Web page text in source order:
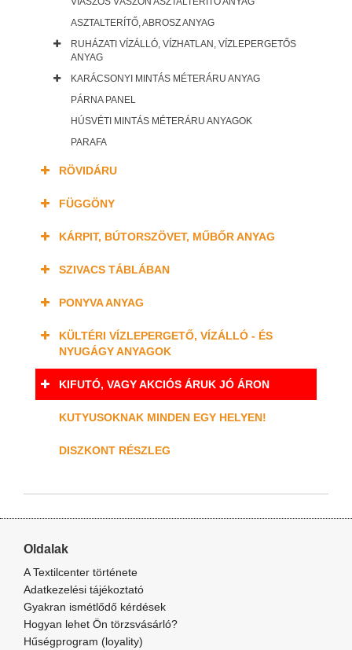
ASZTALTERÍTŐ, ABROSZ ANYAG
RUHÁZATI VÍZÁLLÓ, VÍZHATLAN, VÍZLEPERGETŐS
ANYAG
KARÁCSONYI MINTÁS MÉTERÁRU ANYAG
PÁRNA PANEL
HÚSVÉTI MINTÁS MÉTERÁRU ANYAGOK
PARAFA
RÖVIDÁRU
FÜGGÖNY
KÁRPIT, BÚTORSZÖVET, MŰBŐR ANYAG
SZIVACS TÁBLÁBAN
PONYVA ANYAG
KÜLTÉRI VÍZLEPERGETŐ, VÍZÁLLÓ - ÉS
NYUGÁGY ANYAGOK
KIFUTÓ, VAGY AKCIÓS ÁRUK JÓ ÁRON
KUTYUSOKNAK MINDEN EGY HELYEN!
DISZKONT RÉSZLEG
Oldalak
A Textilcenter története
Adatkezelési tájékoztató
Gyakran ismétlődő kérdések
Hogyan lehet Ön törzsvásárló?
Hűségprogram (loyality)